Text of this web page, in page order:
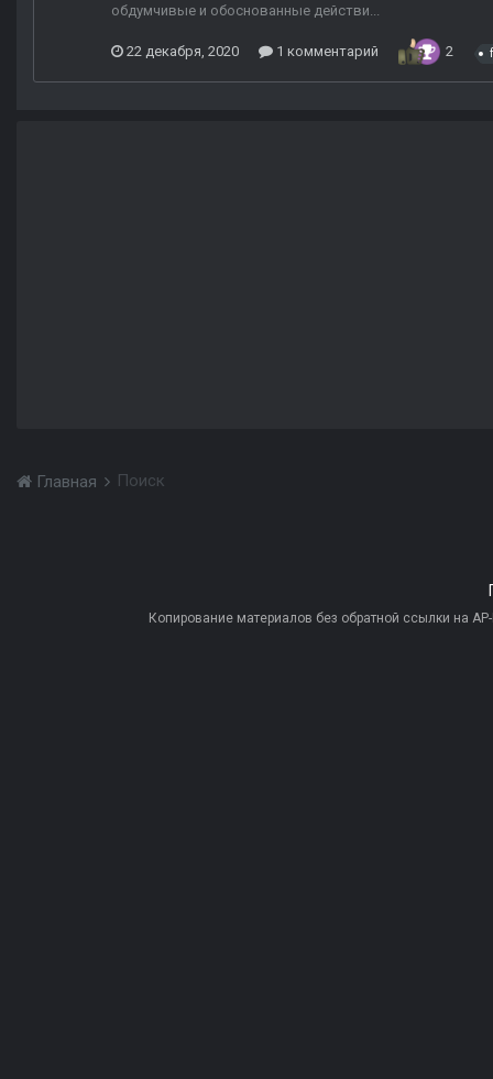
обдумчивые и обоснованные действи...
22 декабря, 2020 1 комментарий 2
Главная Поиск
Копирование материалов без обратной ссылки на